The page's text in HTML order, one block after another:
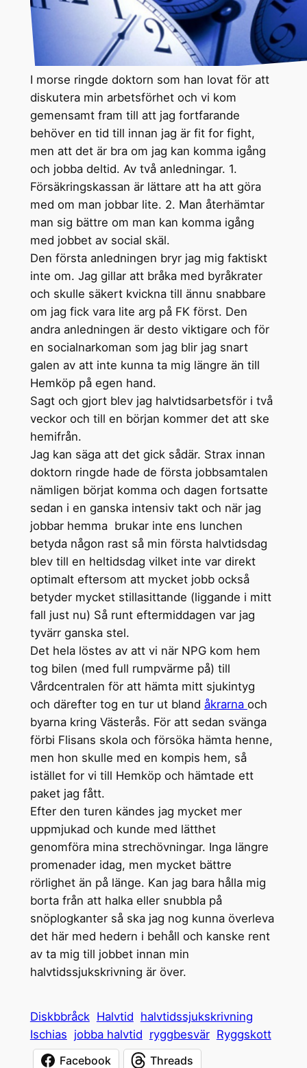
I morse ringde doktorn som han lovat för att
diskutera min arbetsförhet och vi kom
gemensamt fram till att jag fortfarande
behöver en tid till innan jag är fit for fight,
men att det är bra om jag kan komma igång
och jobba deltid. Av två anledningar. 1.
Försäkringskassan är lättare att ha att göra
med om man jobbar lite. 2. Man återhämtar
man sig bättre om man kan komma igång
med jobbet av social skäl.
Den första anledningen bryr jag mig faktiskt
inte om. Jag gillar att bråka med byråkrater
och skulle säkert kvickna till ännu snabbare
om jag fick vara lite arg på FK först. Den
andra anledningen är desto viktigare och för
en socialnarkoman som jag blir jag snart
galen av att inte kunna ta mig längre än till
Hemköp på egen hand.
Sagt och gjort blev jag halvtidsarbetsför i två
veckor och till en början kommer det att ske
hemifrån.
Jag kan säga att det gick sådär. Strax innan
doktorn ringde hade de första jobbsamtalen
nämligen börjat komma och dagen fortsatte
sedan i en ganska intensiv takt och när jag
jobbar hemma brukar inte ens lunchen
betyda någon rast så min första halvtidsdag
blev till en heltidsdag vilket inte var direkt
optimalt eftersom att mycket jobb också
betyder mycket stillasittande (liggande i mitt
fall just nu) Så runt eftermiddagen var jag
tyvärr ganska stel.
Det hela löstes av att vi när NPG kom hem
tog bilen (med full rumpvärme på) till
Vårdcentralen för att hämta mitt sjukintyg
och därefter tog en tur ut bland åkrarna och
byarna kring Västerås. För att sedan svänga
förbi Flisans skola och försöka hämta henne,
men hon skulle med en kompis hem, så
istället for vi till Hemköp och hämtade ett
paket jag fått.
Efter den turen kändes jag mycket mer
uppmjukad och kunde med lätthet
genomföra mina strechövningar. Inga längre
promenader idag, men mycket bättre
rörlighet än på länge. Kan jag bara hålla mig
borta från att halka eller snubbla på
snöplogkanter så ska jag nog kunna överleva
det här med hedern i behåll och kanske rent
av ta mig till jobbet innan min
halvtidssjukskrivning är över.
Diskbbråck Halvtid halvtidssjukskrivning
Ischias jobba halvtid ryggbesvär Ryggskott
Facebook
Threads